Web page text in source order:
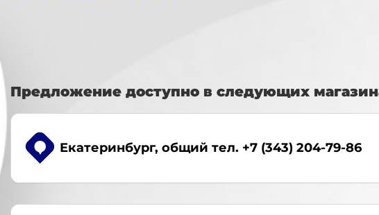
Предложение доступно в следующих
Екатеринбург, общий тел. +7 (343) 204-79-86